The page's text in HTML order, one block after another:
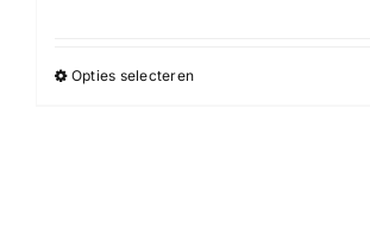
€4.00
Opties selecterenDit